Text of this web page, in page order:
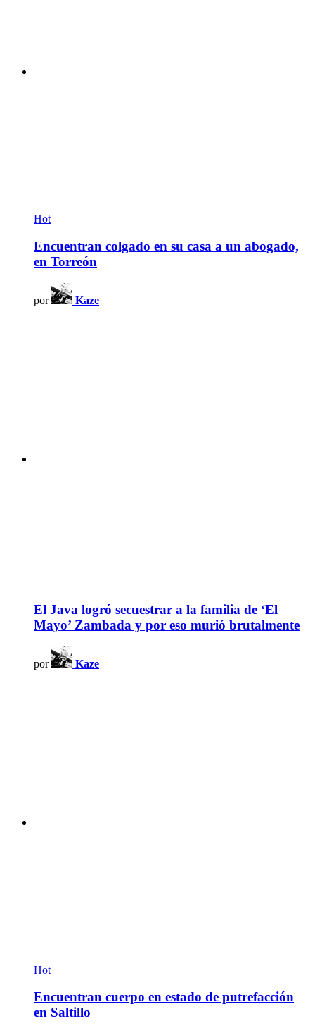
Hot
Encuentran colgado en su casa a un abogado,
en Torreón
por Kaze
El Java logró secuestrar a la familia de ‘El
Mayo’ Zambada y por eso murió brutalmente
por Kaze
Hot
Encuentran cuerpo en estado de putrefacción
en Saltillo